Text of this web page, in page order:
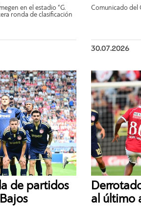
en el estadio “G.
ronda de clasificación
Comunicado del
30.07.2026
de partidos
al último